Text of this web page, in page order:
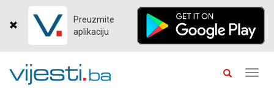
Preuzmite
aplikaciju